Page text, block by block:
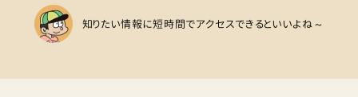
知りたい情報に短時間でアクセスできるといいよね～